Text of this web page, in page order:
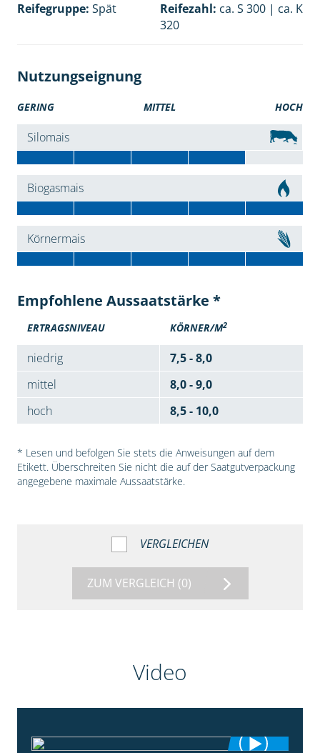
Reifegruppe: Spät Reifezahl: ca. S 300 | ca. K
320
Nutzungseignung
GERING MITTEL HOCH
Silomais
Biogasmais
Körnermais
Empfohlene Aussaatstärke *
ERTRAGSNIVEAU KÖRNER/M2
niedrig
7,5 - 8,0
mittel
8,0 - 9,0
hoch
8,5 - 10,0
* Lesen und befolgen Sie stets die Anweisungen auf dem
Etikett. Überschreiten Sie nicht die auf der Saatgutverpackung
angegebene maximale Aussaatstärke.
VERGLEICHEN
ZUM VERGLEICH (0)
Video